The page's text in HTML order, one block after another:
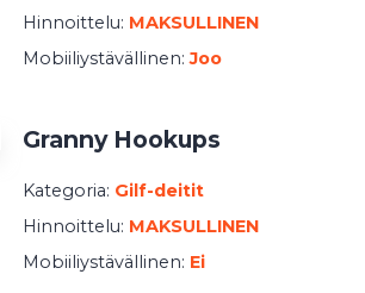
Hinnoittelu: MAKSULLINEN
Mobiiliystävällinen:Joo
Granny Hookups
Kategoria: Gilf-deitit
Hinnoittelu: MAKSULLINEN
Mobiiliystävällinen: Ei